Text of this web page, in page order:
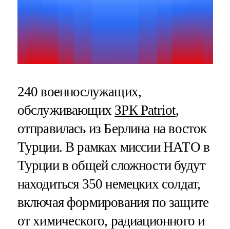
240 военнослужащих,
обслуживающих ЗРК Patriot,
отправилась из Берлина на восток
Турции. В рамках миссии НАТО в
Турции в общей сложности будут
находиться 350 немецких солдат,
включая формирования по защите
от химического, радиационного и